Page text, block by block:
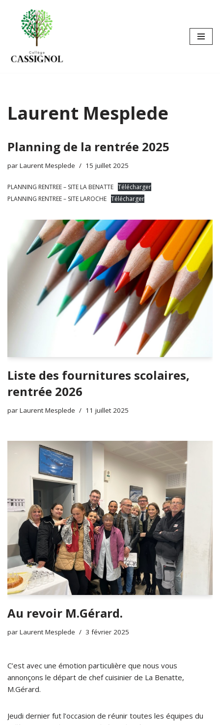
Aller
contenu
Laurent Mesplede
Planning de la rentrée 2025
par Laurent Mesplede 15 juillet 2025
PLANNING RENTREE – SITE LA BENATTE Télécharger
PLANNING RENTREE – SITE LAROCHE Télécharger
Liste des fournitures scolaires,
rentrée 2026
par Laurent Mesplede 11 juillet 2025
Au revoir M.Gérard.
par Laurent Mesplede 3 février 2025
C’est avec une émotion particulière que nous vous
annonçons le départ de chef cuisinier de La Benatte,
M.Gérard.
Jeudi dernier fut l’occasion de réunir toutes les équipes du